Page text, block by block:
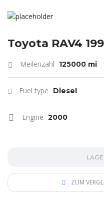
Toyota RAV4
Meilenzahl 125000 mi
Fuel type Diesel
Engine 2000
ZUM